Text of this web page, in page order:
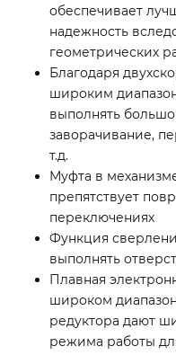
обеспечивает
надежность
геометрических
Благодаря
широким
выполнять
заворачивание,
т.д.
Муфта в
препятствует
переключениях
Функция
выполнять
Плавная
широком
редуктора дают
режима работы